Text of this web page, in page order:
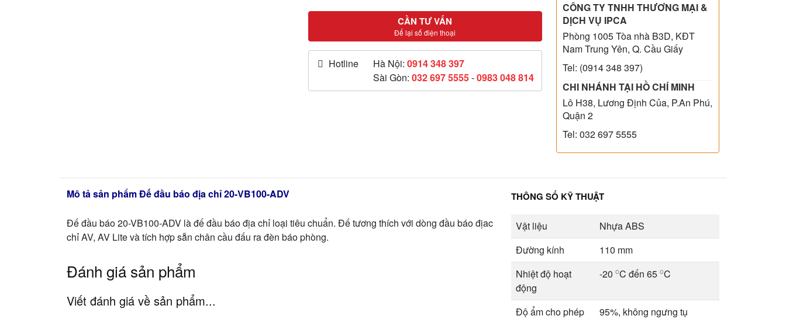
CẦN TƯ VẤN
Để lại số điện thoại
Hotline Hà Nội:0914 348 397
Sài Gòn:032 697 5555-0983 048 814
CÔNG TY TNHH THƯƠNG MẠI &
DỊCH VỤ IPCA
Phòng 1005 Tòa nhà B3D, KĐT
Nam Trung Yên, Q. Cầu Giấy
Tel: (0914 348 397)
CHI NHÁNH TẠI HỒ CHÍ MINH
Lô H38, Lương Định Của, P.An Phú,
Quận 2
Tel: 032 697 5555
Mô tả sản phẩm Đế đầu báo địa chỉ 20-VB100-ADV
Đế đầu báo 20-VB100-ADV là đế đầu báo địa chỉ loại tiêu chuẩn. Đế tương thích với dòng đầu báo địac
chỉ AV, AV Lite và tích hợp sẵn chân cầu đấu ra đèn báo phòng.
Đánh giá sản phẩm
Viết đánh giá về sản phẩm...
THÔNG SỐ KỸ THUẬT
Vật liệu
Nhựa ABS
Đường kính
110 mm
Nhiệt độ hoạt
động
-20 oC đến 65 oC
Độ ẩm cho phép
95%, không ngưng tụ